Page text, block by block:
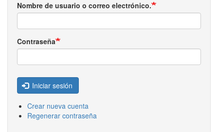
Nombre de usuario o correo electrónico.
Contraseña
Iniciar sesión
Crear nueva cuenta
Regenerar contraseña